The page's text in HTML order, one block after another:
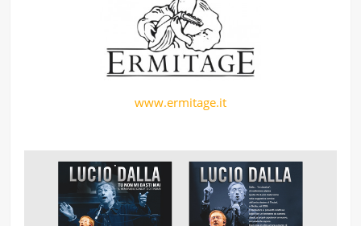
www.ermitage.it